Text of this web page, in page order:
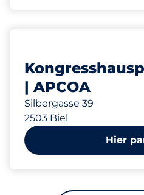
| APCOA
Silbergasse 39
2503 Biel
Hier